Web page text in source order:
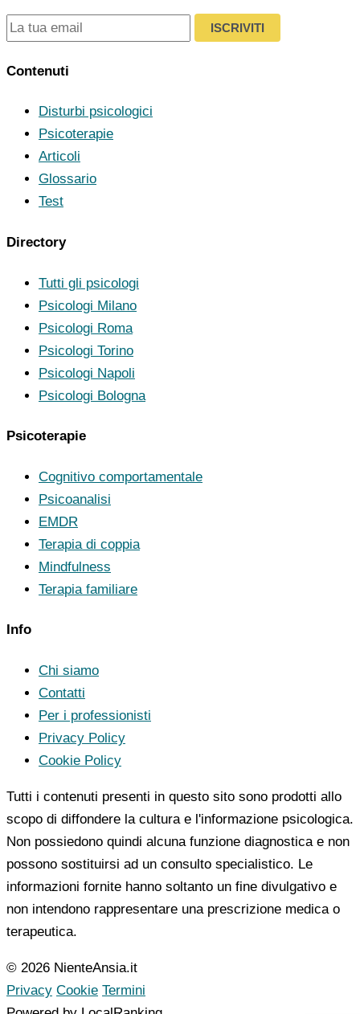
ISCRIVITI
Contenuti
Disturbi psicologici
Psicoterapie
Articoli
Glossario
Test
Directory
Tutti gli psicologi
Psicologi Milano
Psicologi Roma
Psicologi Torino
Psicologi Napoli
Psicologi Bologna
Psicoterapie
Cognitivo comportamentale
Psicoanalisi
EMDR
Terapia di coppia
Mindfulness
Terapia familiare
Info
Chi siamo
Contatti
Per i professionisti
Privacy Policy
Cookie Policy
Tutti i contenuti presenti in questo sito sono prodotti allo
scopo di diffondere la cultura e l'informazione psicologica.
Non possiedono quindi alcuna funzione diagnostica e non
possono sostituirsi ad un consulto specialistico. Le
informazioni fornite hanno soltanto un fine divulgativo e
non intendono rappresentare una prescrizione medica o
terapeutica.
© 2026 NienteAnsia.it
Privacy Cookie Termini